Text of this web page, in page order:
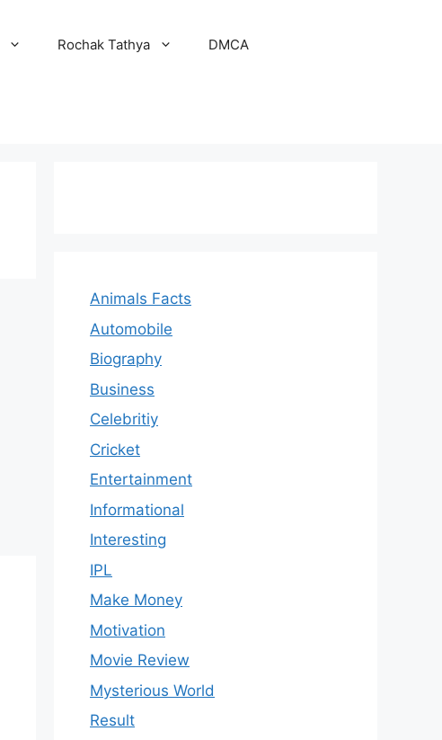
Rochak Tathya DMCA
Animals Facts
Automobile
Biography
Business
Celebritiy
Cricket
Entertainment
Informational
Interesting
IPL
Make Money
Motivation
Movie Review
Mysterious World
Result